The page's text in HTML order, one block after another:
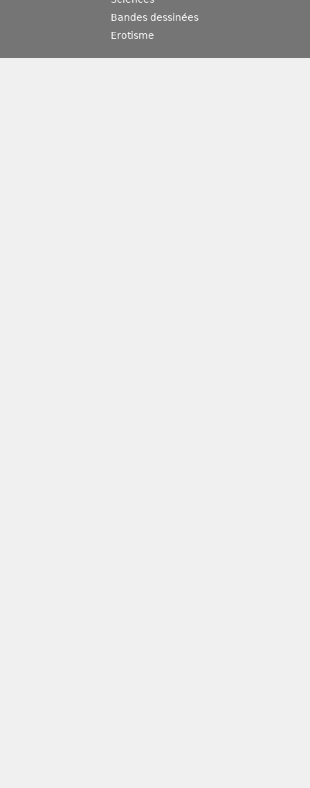
Bandes dessinées
Erotisme